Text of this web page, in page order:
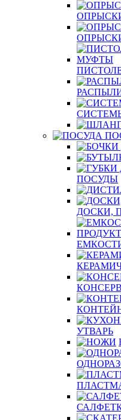
ПОСУДЫ
ДОСКИ,
УТВАРЬ